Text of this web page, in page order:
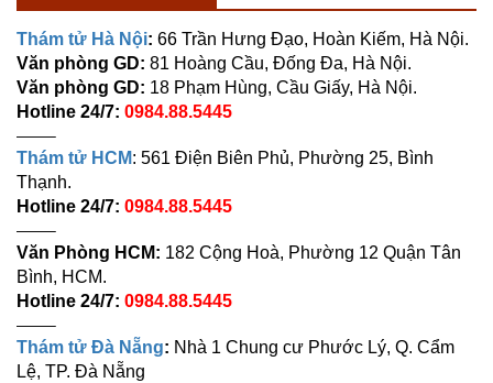
Thám tử Hà Nội: 66 Trần Hưng Đạo, Hoàn Kiếm, Hà Nội.
Văn phòng GD: 81 Hoàng Cầu, Đống Đa, Hà Nội.
Văn phòng GD: 18 Phạm Hùng, Cầu Giấy, Hà Nội.
Hotline 24/7: 0984.88.5445
——–
Thám tử HCM: 561 Điện Biên Phủ, Phường 25, Bình
Thạnh.
Hotline 24/7: 0984.88.5445
——–
Văn Phòng HCM: 182 Cộng Hoà, Phường 12 Quận Tân
Bình, HCM.
Hotline 24/7: 0984.88.5445
——–
Thám tử Đà Nẵng: Nhà 1 Chung cư Phước Lý, Q. Cẩm
Lệ, TP. Đà Nẵng